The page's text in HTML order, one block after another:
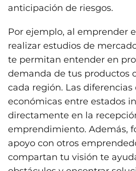
anticipación de riesgos.
Por ejemplo, al emprender
realizar estudios de
te permitan entender en
demanda de tus productos
cada región. Las diferencias
económicas entre estados
directamente en la
emprendimiento. Además,
apoyo con otros
compartan tu visión te